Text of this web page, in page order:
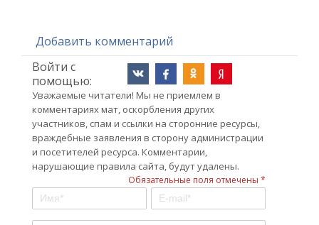
Добавить комментарий
Войти с
помощью:
Уважаемые читатели! Мы не приемлем в
комментариях мат, оскорбления других
участников, спам и ссылки на сторонние ресурсы,
враждебные заявления в сторону администрации
и посетителей ресурса. Комментарии,
нарушающие правила сайта, будут удалены.
Обязательные поля отмечены *